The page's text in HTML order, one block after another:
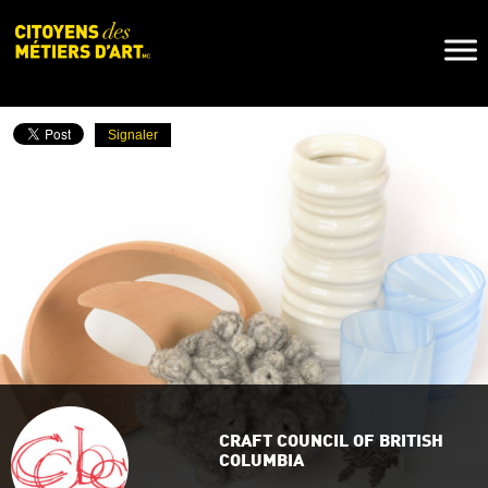
CRAFT COUNCIL OF BRITISH
COLUMBIA
Signaler